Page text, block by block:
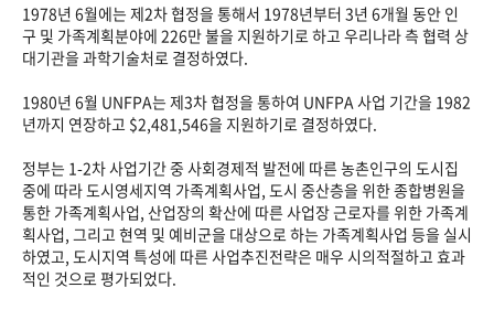
1978년 6월에는 제2차 협정을 통해서 1978년부터 3년 6개월 동안 인
구 및 가족계획분야에 226만 불을 지원하기로 하고 우리나라 측 협력 상
대기관을 과학기술처로 결정하였다.
1980년 6월 UNFPA는 제3차 협정을 통하여 UNFPA 사업 기간을 1982
년까지 연장하고 $2,481,546을 지원하기로 결정하였다.
정부는 1-2차 사업기간 중 사회경제적 발전에 따른 농촌인구의 도시집
중에 따라 도시영세지역 가족계획사업, 도시 중산층을 위한 종합병원을
통한 가족계획사업, 산업장의 확산에 따른 사업장 근로자를 위한 가족계
획사업, 그리고 현역 및 예비군을 대상으로 하는 가족계획사업 등을 실시
하였고, 도시지역 특성에 따른 사업추진전략은 매우 시의적절하고 효과
적인 것으로 평가되었다.